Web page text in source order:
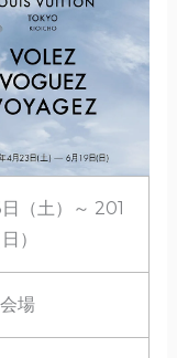
（土）～ 201
）
場